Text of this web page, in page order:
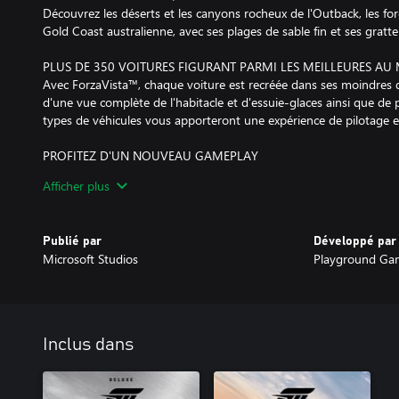
Découvrez les déserts et les canyons rocheux de l'Outback, les
Gold Coast australienne, avec ses plages de sable fin et ses
PLUS DE 350 VOITURES FIGURANT PARMI LES MEILLEURES AU
Avec ForzaVista™, chaque voiture est recréée dans ses
d'une vue complète de l'habitacle et d'essuie-glaces ainsi que de
types de véhicules vous apporteront une expérience de pilotage
PROFITEZ D'UN NOUVEAU GAMEPLAY
encore. Participez aux épreuves de rassemblement et affrontez,
RECRUTEZ ET LICENCIEZ VOS AMIS
C'est vous le boss. Engagez les Drivatars de vos amis pour qu'ils
PERSONNALISEZ DANS LES MOINDRES DÉTAILS
Personnalisez chaque élément des épreuves, des championnats
immédiatement vos amis. Choisissez votre pilote, créez des
d'immatriculation personnalisées, ajoutez de nouveaux kits
Afficher plus
Publié par
Microsoft Studios
Développé par
Playground
Inclus dans